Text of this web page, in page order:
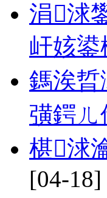
涓浗
屽姟鍙
鎷涘晢
彉鍔
椹浗
[04-18]